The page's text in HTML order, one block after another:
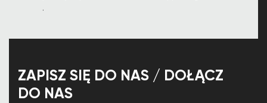
.
ZAPISZ SIĘ DO NAS / DOŁĄCZ
DO NAS